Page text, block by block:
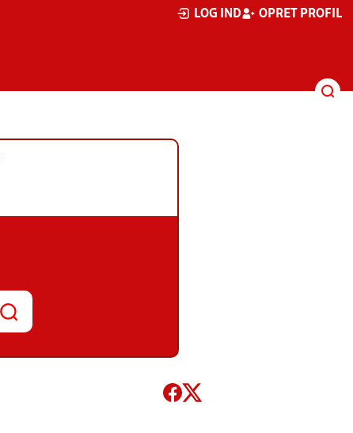
LOG IND OPRET PROFIL